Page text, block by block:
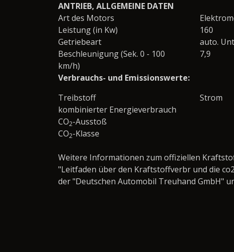
ANTRIEB, ALLGEMEINE DATEN
Art des Motors
Leistung (in Kw)
160
Getriebeart
auto.
Beschleunigung (Sek. 0 - 100
km/h)
7,9
Verbrauchs- und Emissionswerte:
Treibstoff
Strom
kombinierter Energieverbrauch
CO2-Ausstoß
CO2-Klasse
Weitere Informationen zum offiziellen
"Leitfaden über den Kraftstoffverbr und die
der "Deutschen Automobil Treuhand GmbH"